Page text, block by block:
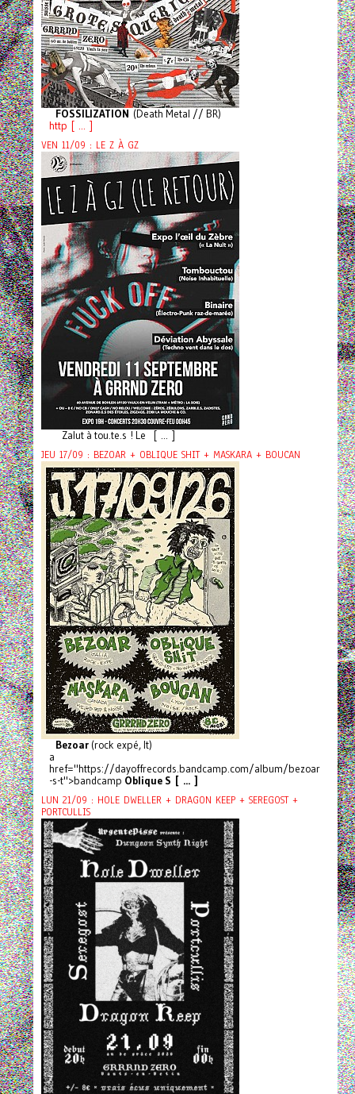
FOSSILIZATION (Death Metal // BR)
http [ ... ]
VEN 11/09 : LE Z À GZ
Zalut à tou.te.s ! Le [ ... ]
JEU 17/09 : BEZOAR + OBLIQUE SHIT + MASKARA + BOUCAN
Bezoar(rock expé, It)
a
href="https://dayoffrecords.bandcamp.com/album/bezoar
-s-t">bandcamp Oblique S [ ... ]
LUN 21/09 : HOLE DWELLER + DRAGON KEEP + SEREGOST +
PORTCULLIS